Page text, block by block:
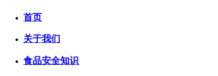
首页
关于我们
食品安全知识